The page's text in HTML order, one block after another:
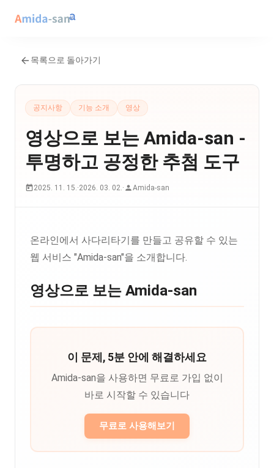
목록으로 돌아가기
공지사항 기능 소개 영상
영상으로 보는 Amida-san -
투명하고 공정한 추첨 도구
2025. 11. 15.·2026. 03. 02.· Amida-san
온라인에서 사다리타기를 만들고 공유할 수 있는
웹 서비스 "Amida-san"을 소개합니다.
영상으로 보는 Amida-san
이 문제, 5분 안에 해결하세요
Amida-san을 사용하면 무료로 가입 없이
바로 시작할 수 있습니다
무료로 사용해보기